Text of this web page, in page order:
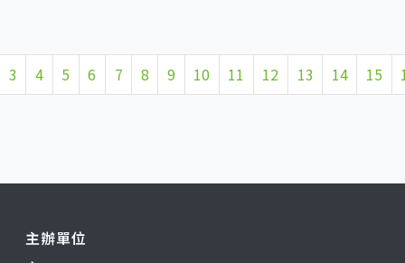
3 4 5 6 7 8 9 10 11 12 13 14 15
主辦單位